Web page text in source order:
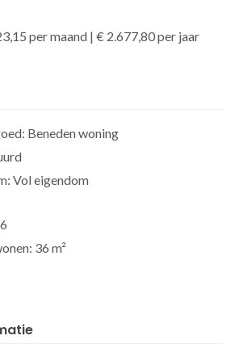
per maand | € 2.677,80 per jaar
Beneden woning
Vol eigendom
36 m²